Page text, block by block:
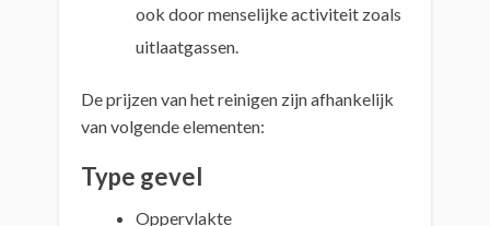
ook door menselijke activiteit zoals
uitlaatgassen.
De prijzen van het reinigen zijn afhankelijk
van volgende elementen:
Type gevel
Oppervlakte